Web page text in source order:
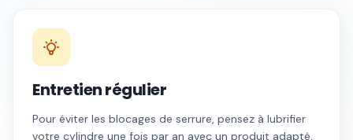
Entretien régulier
Pour éviter les blocages de serrure, pensez à lubrifier
votre cylindre une fois par an avec un produit adapté.